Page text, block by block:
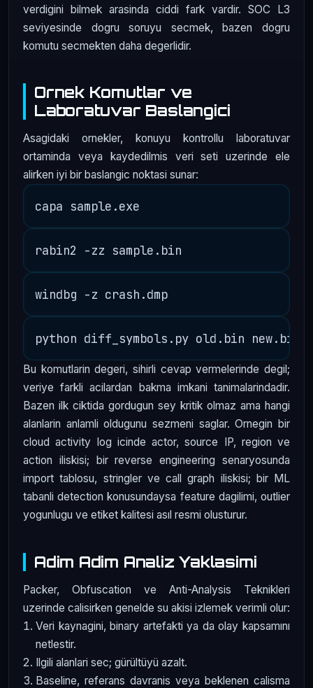
verdigini bilmek arasinda ciddi fark vardir. SOC L3
seviyesinde dogru soruyu secmek, bazen dogru
komutu secmekten daha degerlidir.
Ornek Komutlar ve
Laboratuvar Baslangici
Asagidaki ornekler, konuyu kontrollu laboratuvar
ortaminda veya kaydedilmis veri seti uzerinde ele
alirken iyi bir baslangic noktasi sunar:
Bu komutlarin degeri, sihirli cevap vermelerinde degil;
veriye farkli acilardan bakma imkani tanimalarindadir.
Bazen ilk ciktida gordugun sey kritik olmaz ama hangi
alanlarin anlamli oldugunu sezmeni saglar. Ornegin bir
cloud activity log icinde actor, source IP, region ve
action iliskisi; bir reverse engineering senaryosunda
import tablosu, stringler ve call graph iliskisi; bir ML
tabanli detection konusundaysa feature dagilimi, outlier
yogunlugu ve etiket kalitesi asıl resmi olusturur.
Adim Adim Analiz Yaklasimi
Packer, Obfuscation ve Anti-Analysis Teknikleri
uzerinde calisirken genelde su akisi izlemek verimli olur:
Veri kaynagini, binary artefakti ya da olay kapsamını
netlestir.
Ilgili alanlari sec; gürültüyü azalt.
Baseline, referans davranis veya beklenen calisma